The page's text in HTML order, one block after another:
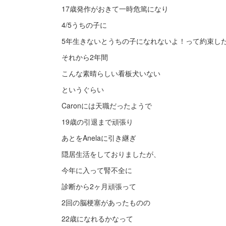
17歳発作がおきて一時危篤になり
4/5うちの子に
5年生きないとうちの子になれないよ！って約束し
それから2年間
こんな素晴らしい看板犬いない
というぐらい
Caronには天職だったようで
19歳の引退まで頑張り
あとをAnelaに引き継ぎ
隠居生活をしておりましたが、
今年に入って腎不全に
診断から2ヶ月頑張って
2回の脳梗塞があったものの
22歳になれるかなって